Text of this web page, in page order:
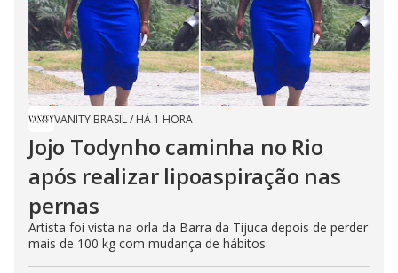
VANITY BRASIL/ HÁ 1 HORA
Jojo Todynho caminha no Rio
após realizar lipoaspiração nas
pernas
Artista foi vista na orla da Barra da Tijuca depois de perder
mais de 100 kg com mudança de hábitos